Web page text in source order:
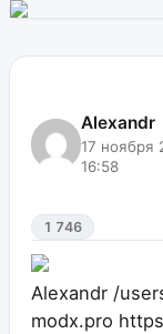
Alexandr
17 ноября
16:58
1 746
Alexandr /
modx.pro